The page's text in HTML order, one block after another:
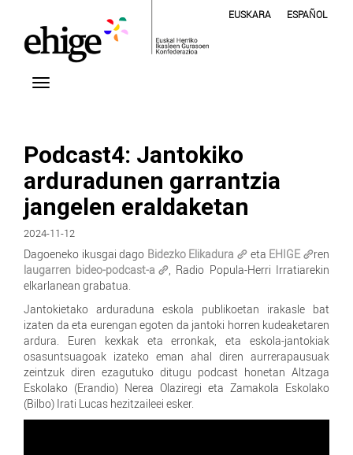
EUSKARA ESPAÑOL
Podcast4: Jantokiko
arduradunen garrantzia
jangelen eraldaketan
2024-11-12
Dagoeneko ikusgai dago Bidezko Elikadura eta EHIGE
ren
laugarren bideo-podcast-a
, Radio Popula-Herri Irratiarekin
elkarlanean grabatua.
Jantokietako arduraduna eskola publikoetan irakasle bat
izaten da eta eurengan egoten da jantoki horren kudeaketaren
ardura. Euren kexkak eta erronkak, eta eskola-jantokiak
osasuntsuagoak izateko eman ahal diren aurrerapausuak
zeintzuk diren ezagutuko ditugu podcast honetan Altzaga
Eskolako (Erandio) Nerea Olaziregi eta Zamakola Eskolako
(Bilbo) Irati Lucas hezitzaileei esker.